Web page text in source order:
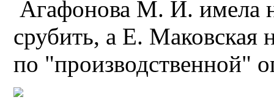
Агафонова М. И. имела
срубить, а Е. Маковская
по "производственной"